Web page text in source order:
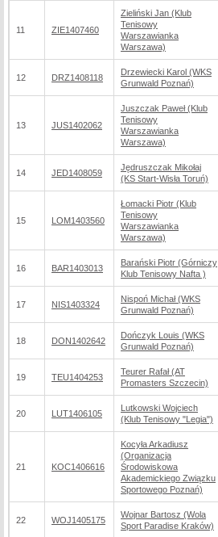
11 ZIE1407460
Zieliński Jan (Klub
Tenisowy
Warszawianka
Warszawa)
12 DRZ1408118
Drzewiecki Karol (WKS
Grunwald Poznań)
13 JUS1402062
Juszczak Paweł (Klub
Tenisowy
Warszawianka
Warszawa)
14 JED1408059
Jędruszczak Mikołaj
(KS Start-Wisła Toruń)
15 LOM1403560
Łomacki Piotr (Klub
Tenisowy
Warszawianka
Warszawa)
16 BAR1403013
Barański Piotr (Górniczy
Klub Tenisowy Nafta )
17 NIS1403324
Nispoń Michał (WKS
Grunwald Poznań)
18 DON1402642
Dończyk Louis (WKS
Grunwald Poznań)
19 TEU1404253
Teurer Rafał (AT
Promasters Szczecin)
20 LUT1406105
Lutkowski Wojciech
(Klub Tenisowy "Legia")
21 KOC1406616
Kocyła Arkadiusz
(Organizacja
Środowiskowa
Akademickiego Związku
Sportowego Poznań)
22 WOJ1405175
Wojnar Bartosz (Wola
Sport Paradise Kraków)